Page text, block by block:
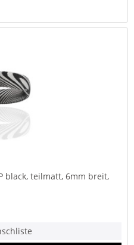
black, teilmatt, 6mm breit,